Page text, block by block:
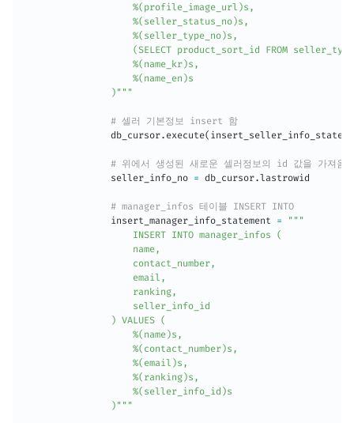
                    %(profile_image_url)s,
                    %(seller_status_no)s,
                    %(seller_type_no)s,
(SELECT product_sort_id FROM
                    %(name_kr)s,
                    %(name_en)s
                )"""
# 셀러 기본정보 insert 함
                db_cursor
. execute(
# 위에서 생성된 새로운 셀러정보의 id 값을 가져옴
                seller_info_no
= db_cursor.lastrowid
# manager_infos 테이블 INSERT INTO
                insert_manager_info_statement
=
"""
                    INSERT INTO manager_infos (
                    name,
                    contact_number,
                    email,
                    ranking,
                    seller_info_id
                ) VALUES (
                    %(name)s,
                    %(contact_number)s,
                    %(email)s,
                    %(ranking)s,
                    %(seller_info_id)s
                )"""